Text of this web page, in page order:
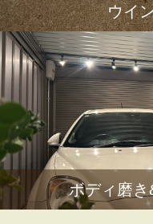
ウイ
ボディ磨